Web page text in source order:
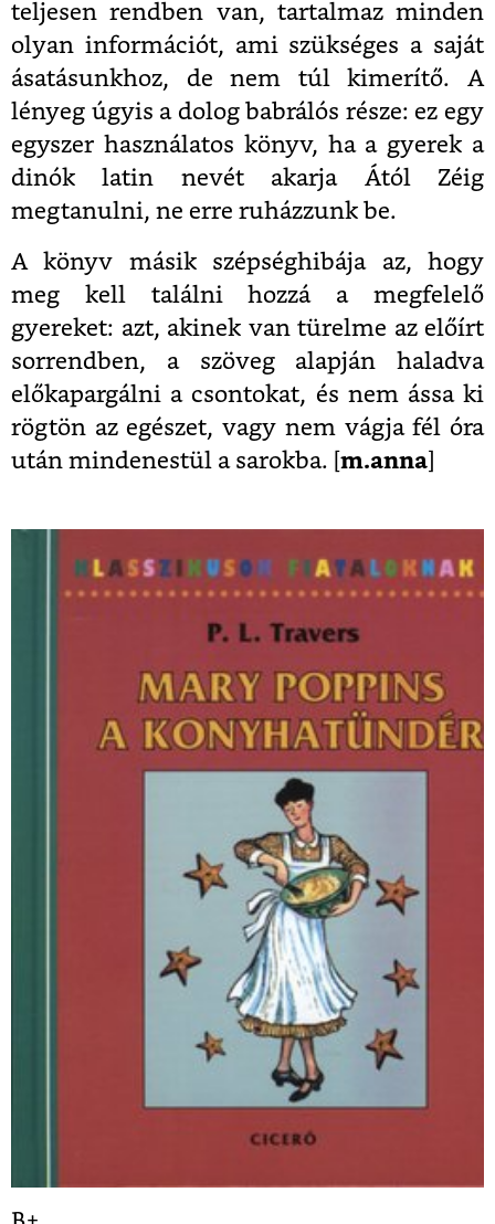
teljesen rendben van, tartalmaz minden
olyan információt, ami szükséges a saját
ásatásunkhoz, de nem túl kimerítő. A
lényeg úgyis a dolog babrálós része: ez egy
egyszer használatos könyv, ha a gyerek a
dinók latin nevét akarja Ától Zéig
megtanulni, ne erre ruházzunk be.
A könyv másik szépséghibája az, hogy
meg kell találni hozzá a megfelelő
gyereket: azt, akinek van türelme az előírt
sorrendben, a szöveg alapján haladva
előkapargálni a csontokat, és nem ássa ki
rögtön az egészet, vagy nem vágja fél óra
után mindenestül a sarokba. [ m.anna